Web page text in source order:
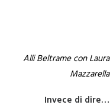
Alli Beltrame con Laura
Mazzarella
Invece di dire…